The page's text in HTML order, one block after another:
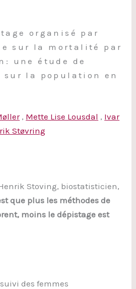
organisé par
sur la mortalité par
une étude de
sur la population en
, Mette Lise Lousdal , Ivar
Støvring
Stoving, biostatisticien,
que plus les méthodes de
moins le dépistage est
des femmes